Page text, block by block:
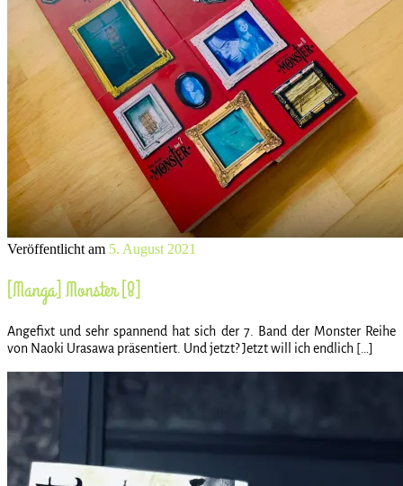
Veröffentlicht am 5. August 2021
[Manga] Monster [8]
Angefixt und sehr spannend hat sich der 7. Band der Monster Reihe
von Naoki Urasawa präsentiert. Und jetzt? Jetzt will ich endlich […]